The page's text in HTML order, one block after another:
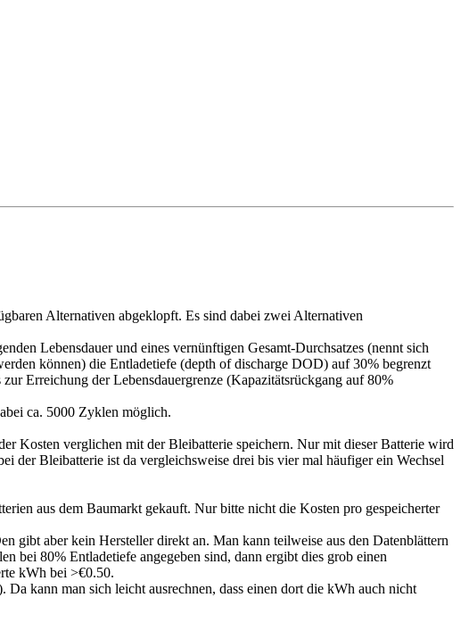
Alternativen abgeklopft. Es sind dabei zwei Alternativen
Lebensdauer und eines vernünftigen Gesamt-Durchsatzes (nennt sich
können) die Entladetiefe (depth of discharge DOD) auf 30% begrenzt
Erreichung der Lebensdauergrenze (Kapazitätsrückgang auf 80%
ca. 5000 Zyklen möglich.
Kosten verglichen mit der Bleibatterie speichern. Nur mit dieser Batterie wird
der Bleibatterie ist da vergleichsweise drei bis vier mal häufiger ein Wechsel
aus dem Baumarkt gekauft. Nur bitte nicht die Kosten pro gespeicherter
gibt aber kein Hersteller direkt an. Man kann teilweise aus den Datenblättern
bei 80% Entladetiefe angegeben sind, dann ergibt dies grob einen
kWh bei >€0.50.
kann man sich leicht ausrechnen, dass einen dort die kWh auch nicht